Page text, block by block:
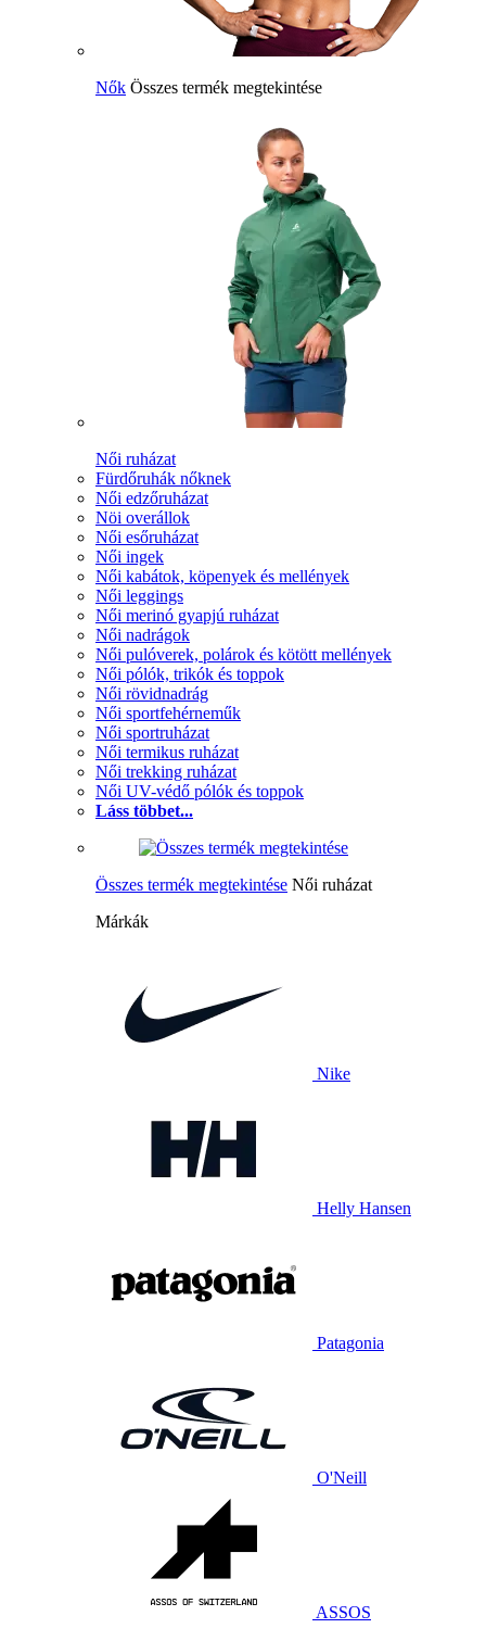
Nők Összes termék megtekintése
Női ruházat
Fürdőruhák nőknek
Női edzőruházat
Nöi overállok
Női esőruházat
Női ingek
Női kabátok, köpenyek és mellények
Női leggings
Női merinó gyapjú ruházat
Női nadrágok
Női pulóverek, polárok és kötött mellények
Női pólók, trikók és toppok
Női rövidnadrág
Női sportfehérneműk
Női sportruházat
Női termikus ruházat
Női trekking ruházat
Női UV-védő pólók és toppok
Láss többet...
Összes termék megtekintése Női ruházat
Márkák
Nike
Helly Hansen
Patagonia
O'Neill
ASSOS